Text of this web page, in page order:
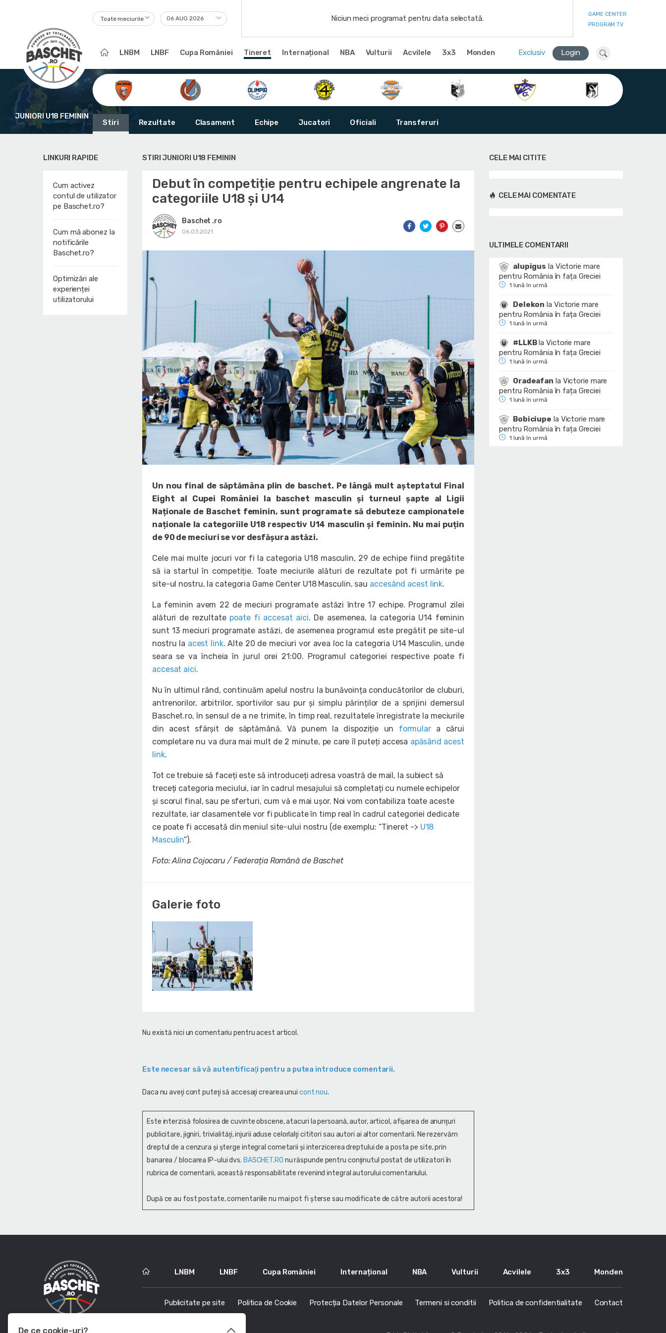
Toate meciurile Niciun meci programat pentru data selectată.
GAME CENTER
PROGRAM TV
LNBM LNBF Cupa României Tineret Internațional NBA Vulturii Acvilele 3x3 Monden Exclusiv Login
JUNIORI U18 FEMININ
Stiri Rezultate Clasament Echipe Jucatori Oficiali Transferuri
LINKURI RAPIDE
Cum activez
contul de utilizator
pe Baschet.ro?
Cum mă abonez la
notificările
Baschet.ro?
Optimizări ale
experienței
utilizatorului
STIRI JUNIORI U18 FEMININ
Debut în competiție pentru echipele angrenate la
categoriile U18 și U14
Baschet .ro
06.03.2021
Un nou final de săptămâna plin de baschet. Pe lângă mult așteptatul Final
Eight al Cupei României la baschet masculin și turneul șapte al Ligii
Naționale de Baschet feminin, sunt programate să debuteze campionatele
naționale la categoriile U18 respectiv U14 masculin și feminin. Nu mai puțin
de 90 de meciuri se vor desfășura astăzi.
Cele mai multe jocuri vor fi la categoria U18 masculin, 29 de echipe fiind pregătite
să ia startul în competiție. Toate meciurile alături de rezultate pot fi urmărite pe
site-ul nostru, la categoria Game Center U18 Masculin, sau accesând acest link.
La feminin avem 22 de meciuri programate astăzi între 17 echipe. Programul zilei
alături de rezultate poate fi accesat aici. De asemenea, la categoria U14 feminin
sunt 13 meciuri programate astăzi, de asemenea programul este pregătit pe site-ul
nostru la acest link. Alte 20 de meciuri vor avea loc la categoria U14 Masculin, unde
seara se va încheia în jurul orei 21:00. Programul categoriei respective poate fi
accesat aici.
Nu în ultimul rând, continuăm apelul nostru la bunăvoința conducătorilor de cluburi,
antrenorilor, arbitrilor, sportivilor sau pur și simplu părinților de a sprijini demersul
Baschet.ro, în sensul de a ne trimite, în timp real, rezultatele înregistrate la meciurile
din acest sfârșit de săptămână. Vă punem la dispoziție un formulara cărui
completare nu va dura mai mult de 2 minute, pe care îl puteți accesa apăsând acest
link.
Tot ce trebuie să faceți este să introduceți adresa voastră de mail, la subiect să
treceți categoria meciului, iar în cadrul mesajului să completați cu numele echipelor
și scorul final, sau pe sferturi, cum vă e mai ușor. Noi vom contabiliza toate aceste
rezultate, iar clasamentele vor fi publicate în timp real în cadrul categoriei dedicate
ce poate fi accesată din meniul site-ului nostru (de exemplu: “Tineret -> U18
Masculin”).
Foto: Alina Cojocaru / Federația Română de Baschet
Galerie foto
Nu există nici un comentariu pentru acest articol.
Este necesar să vă autentificaţi pentru a putea introduce comentarii.
Daca nu aveţi cont puteţi să accesaţi crearea unui cont nou.
Este interzisă folosirea de cuvinte obscene, atacuri la persoană, autor, articol, afişarea de anunţuri
publicitare, jigniri, trivialităţi, injurii aduse celorlalţi cititori sau autori ai altor comentarii. Ne rezervăm
dreptul de a cenzura și şterge integral cometarii și interzicerea dreptului de a posta pe site, prin
banarea / blocarea IP-ului dvs. BASCHET.RO nu răspunde pentru conţinutul postat de utilizatori în
rubrica de comentarii, această responsabilitate revenind integral autorului comentariului.
După ce au fost postate, comentariile nu mai pot fi șterse sau modificate de către autorii acestora!
CELE MAI CITITE
CELE MAI COMENTATE
ULTIMELE COMENTARII
alupigus la Victorie mare
pentru România în fața Greciei
1 lună în urmă
Delekon la Victorie mare
pentru România în fața Greciei
1 lună în urmă
#LLKBlaVictorie mare
pentru România în fața Greciei
1 lună în urmă
Oradeafan la Victorie mare
pentru România în fața Greciei
1 lună în urmă
Bobiciupe la Victorie mare
pentru România în fața Greciei
1 lună în urmă
LNBM LNBF Cupa României Internațional NBA Vulturii Acvilele 3x3 Monden
Publicitate pe site Politica de Cookie Protecția Datelor Personale Termeni si conditii Politica de confidentialitate Contact
De ce cookie-uri?